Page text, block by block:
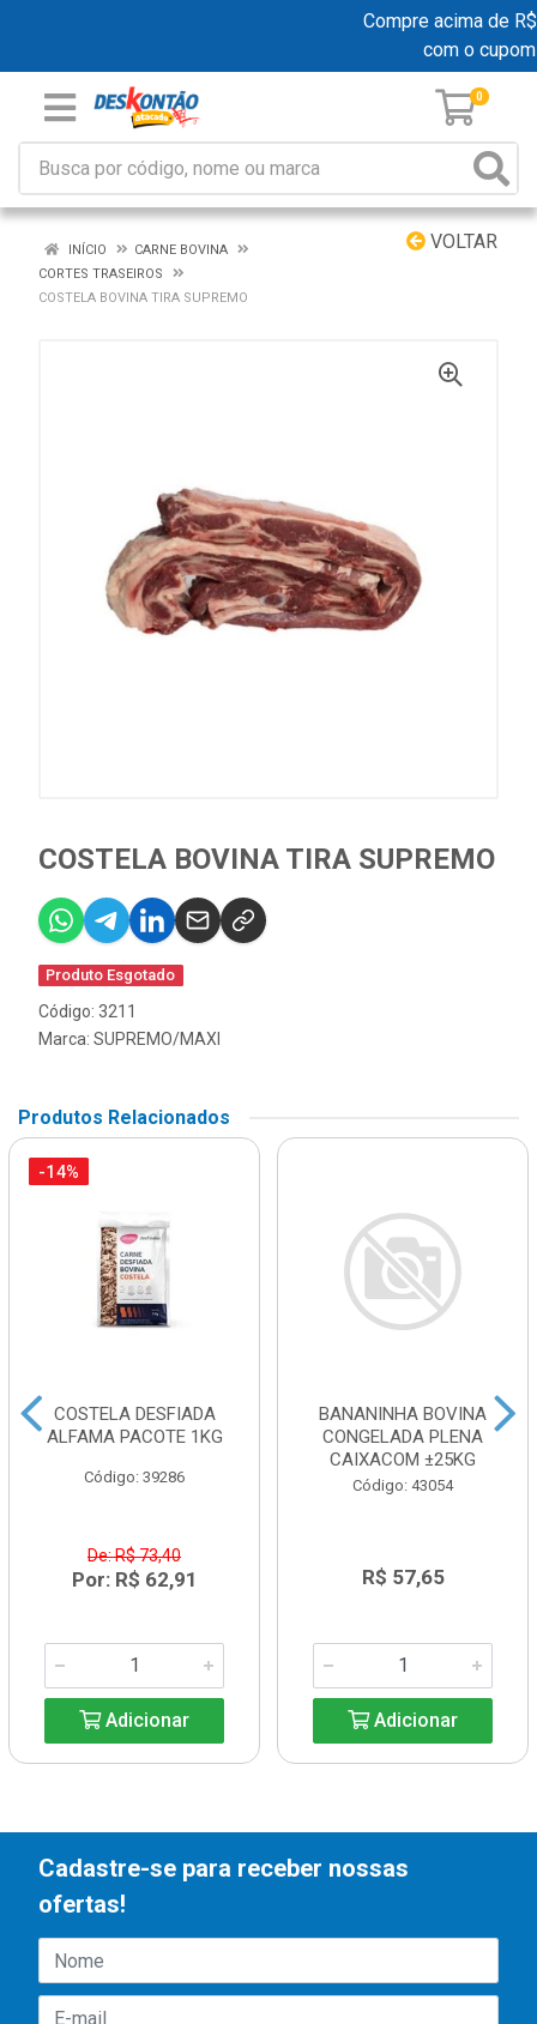
Compre acima de
com o cupom
0
VOLTAR
INÍCIO
CARNE BOVINA
CORTES TRASEIROS
COSTELA BOVINA TIRA SUPREMO
COSTELA BOVINA TIRA SUPREMO
Produto Esgotado
Código: 3211
Marca: SUPREMO/MAXI
Produtos Relacionados
-14%
COSTELA DESFIADA
ALFAMA PACOTE 1KG
Código: 39286
De: R$ 73,40
Por: R$ 62,91
Adicionar
BANANINHA BOVINA
CONGELADA PLENA
CAIXACOM ±25KG
Código: 43054
R$ 57,65
Adicionar
Cadastre-se para receber nossas
ofertas!